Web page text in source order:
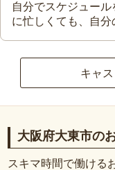
自分でスケジュー
に忙しくても、自分
キャ
大阪府大東市の
スキマ時間で働ける